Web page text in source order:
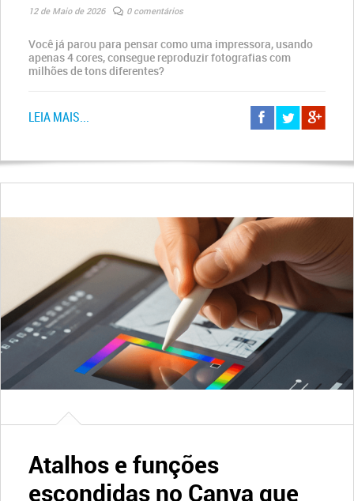
12 de Maio de 2026 0 comentários
Você já parou para pensar como uma impressora, usando
apenas 4 cores, consegue reproduzir fotografias com
milhões de tons diferentes?
LEIA MAIS...
Atalhos e funções
escondidas no Canva que